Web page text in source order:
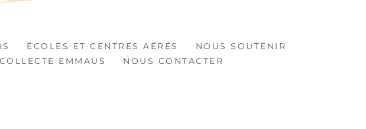
ÉCOLES ET CENTRES AÉRÉS
NOUS SOUTENIR
COLLECTE EMMAÜS NOUS CONTACTER